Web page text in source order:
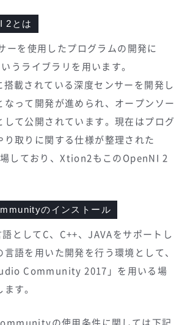
2とは
を使用したプログラムの開発に
うライブラリを用います。
載されている深度センサーを開発し
なって開発が進められ、オープンソー
して公開されています。現在はプログ
り取りに関する仕様が整理された
しており、Xtion2もこのOpenNI 2
のインストール
としてC、C++、JAVAをサポートし
語を用いた開発を行う環境として、
Community 2017」を用いる場
す。